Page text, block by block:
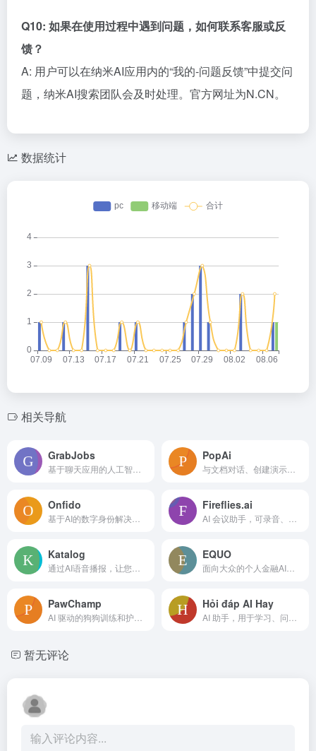
Q10: 如果在使用过程中遇到问题，如何联系客服或反
馈？
A: 用户可以在纳米AI应用内的“我的-问题反馈”中提交问
题，纳米AI搜索团队会及时处理。官方网址为N.CN。
数据统计
相关导航
GrabJobs PopAi
Onfido Fireflies.ai
Katalog EQUO
PawChamp Hỏi đáp AI Hay
暂无评论